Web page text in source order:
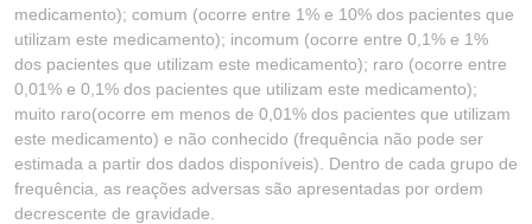
medicamento); comum (ocorre entre 1% e 10% dos pacientes que
utilizam este medicamento); incomum (ocorre entre 0,1% e 1%
dos pacientes que utilizam este medicamento); raro (ocorre entre
0,01% e 0,1% dos pacientes que utilizam este medicamento);
muito raro(ocorre em menos de 0,01% dos pacientes que utilizam
este medicamento) e não conhecido (frequência não pode ser
estimada a partir dos dados disponíveis). Dentro de cada grupo de
frequência, as reações adversas são apresentadas por ordem
decrescente de gravidade.